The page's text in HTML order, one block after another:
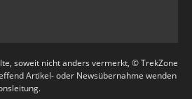
soweit nicht anders vermerkt, © TrekZone
Artikel- oder Newsübernahme wenden